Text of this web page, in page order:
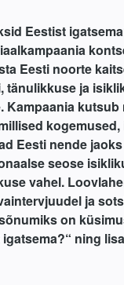
Eestist
Eesti noorte
tänulikkuse ja
Kampaania kutsub
Eesti nende
seose
vahel.
ja
on
ning